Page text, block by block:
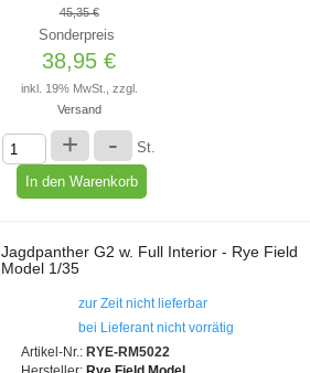
45,35 €
Sonderpreis
38,95 €
inkl. 19% MwSt., zzgl.
Versand
+ - St.
Jagdpanther G2 w. Full Interior - Rye Field
Model 1/35
zur Zeit nicht lieferbar
bei Lieferant nicht vorrätig
Artikel-Nr.: RYE-RM5022
Hersteller: Rye Field Model